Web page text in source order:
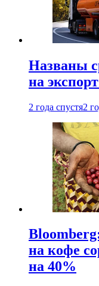
Названы
на
2 года спустя2
на кофе
на 40%